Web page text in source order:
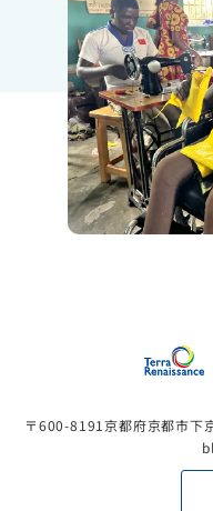
〒600-8191京都府京都市